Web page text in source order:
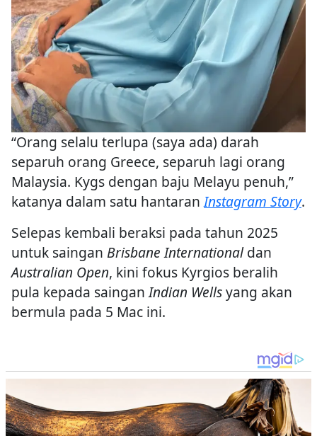
“Orang selalu terlupa (saya ada) darah
separuh orang Greece, separuh lagi orang
Malaysia. Kygs dengan baju Melayu penuh,”
katanya dalam satu hantaranInstagram Story.
Selepas kembali beraksi pada tahun 2025
untuk saingan Brisbane Internationaldan
Australian Open, kini fokus Kyrgios beralih
pula kepada sainganIndian Wellsyang akan
bermula pada 5 Mac ini.